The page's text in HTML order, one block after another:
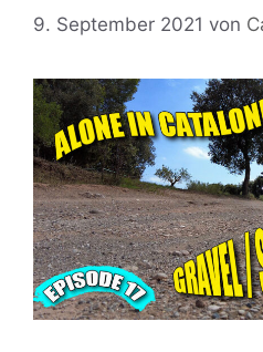
9. September 2021 von